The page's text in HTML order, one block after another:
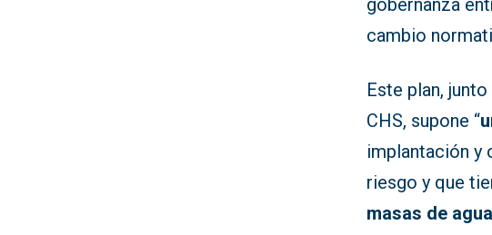
gobernanza
cambio
Este plan,
CHS, supone “
implantación y
riesgo y que
masas de